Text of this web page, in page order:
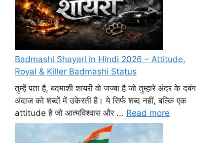
Badmashi Shayari in Hindi 2026 – Attitude,
Royal & Killer Badmashi Status
तुम्हें पता है, बदमाशी शायरी वो जज्बा है जो तुम्हारे अंदर के दबंग
अंदाज को शब्दों में उकेरती है। ये सिर्फ शब्द नहीं, बल्कि एक
attitude है जो आत्मविश्वास और ... Read more